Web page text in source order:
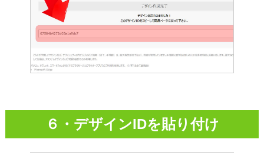
６・デザインIDを貼り付け